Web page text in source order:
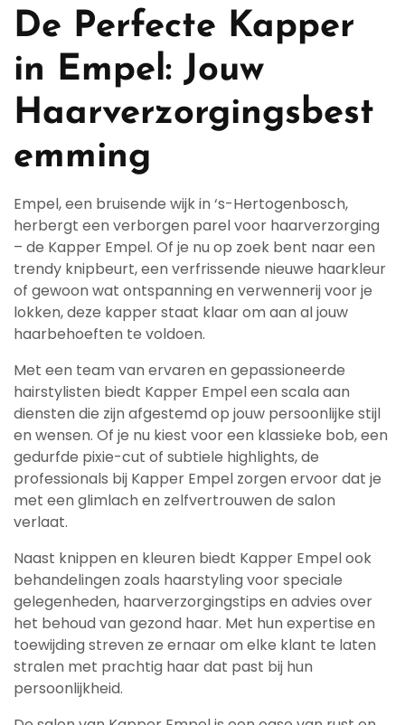
De Perfecte Kapper
in Empel: Jouw
Haarverzorgingsbest
emming
Empel, een bruisende wijk in ‘s-Hertogenbosch,
herbergt een verborgen parel voor haarverzorging
– de Kapper Empel. Of je nu op zoek bent naar een
trendy knipbeurt, een verfrissende nieuwe haarkleur
of gewoon wat ontspanning en verwennerij voor je
lokken, deze kapper staat klaar om aan al jouw
haarbehoeften te voldoen.
Met een team van ervaren en gepassioneerde
hairstylisten biedt Kapper Empel een scala aan
diensten die zijn afgestemd op jouw persoonlijke stijl
en wensen. Of je nu kiest voor een klassieke bob, een
gedurfde pixie-cut of subtiele highlights, de
professionals bij Kapper Empel zorgen ervoor dat je
met een glimlach en zelfvertrouwen de salon
verlaat.
Naast knippen en kleuren biedt Kapper Empel ook
behandelingen zoals haarstyling voor speciale
gelegenheden, haarverzorgingstips en advies over
het behoud van gezond haar. Met hun expertise en
toewijding streven ze ernaar om elke klant te laten
stralen met prachtig haar dat past bij hun
persoonlijkheid.